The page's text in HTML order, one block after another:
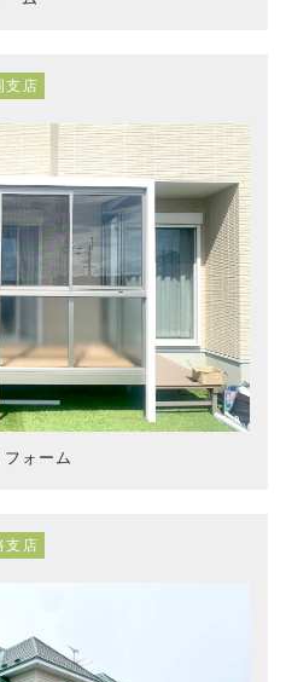
支店
ォーム
支店